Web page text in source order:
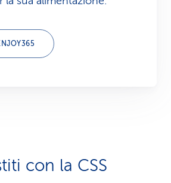
con la CSS